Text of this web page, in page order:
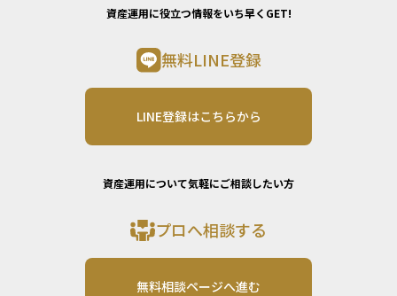
資産運用に役立つ情報をいち早くGET!
無料LINE登録
LINE登録はこちらから
資産運用について気軽にご相談したい方
プロへ相談する
無料相談ページへ進む